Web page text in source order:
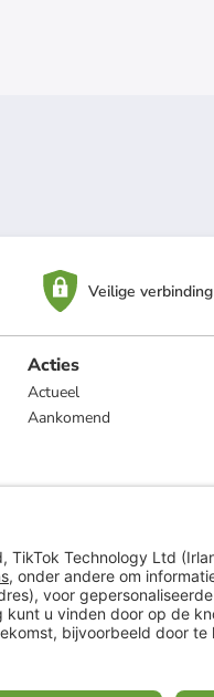
Veilige verbinding
Acties
Actueel
Aankomend